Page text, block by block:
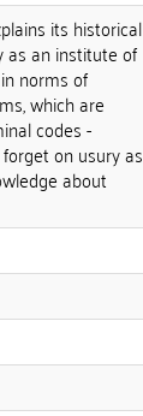
its historical
as an institute of
norms of
which are
codes -
on usury as
about